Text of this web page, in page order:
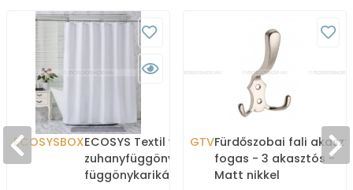
ECOSYSBOXECOSYS Textil varrott
zuhanyfüggöny 12db
függönykarikával
GTVFürdőszobai fali
fogas - 3 akasztós -
Matt nikkel